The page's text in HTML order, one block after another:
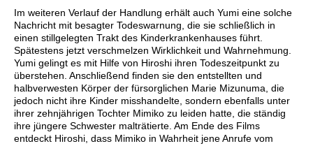
Im weiteren Verlauf der Handlung erhält auch Yumi eine solche
Nachricht mit besagter Todeswarnung, die sie schließlich in
einen stillgelegten Trakt des Kinderkrankenhauses führt.
Spätestens jetzt verschmelzen Wirklichkeit und Wahrnehmung.
Yumi gelingt es mit Hilfe von Hiroshi ihren Todeszeitpunkt zu
überstehen. Anschließend finden sie den entstellten und
halbverwesten Körper der fürsorglichen Marie Mizunuma, die
jedoch nicht ihre Kinder misshandelte, sondern ebenfalls unter
ihrer zehnjährigen Tochter Mimiko zu leiden hatte, die ständig
ihre jüngere Schwester malträtierte. Am Ende des Films
entdeckt Hiroshi, dass Mimiko in Wahrheit jene Anrufe vom